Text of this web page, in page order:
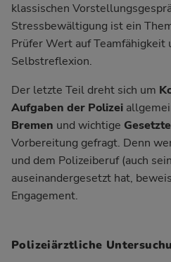
klassischen
Stressbewältigung ist ein
Prüfer Wert auf Teamfähigkeit
Selbstreflexion.
Der letzte Teil dreht sich um
Aufgaben der Polizei
Bremen und wichtige
Vorbereitung gefragt. Denn
und dem Polizeiberuf (auch
auseinandergesetzt hat,
Engagement.
Polizeiärztliche